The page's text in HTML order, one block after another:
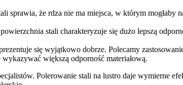
sprawia, że rdza nie ma miejsca, w którym mogłaby
stali charakteryzuje się dużo lepszą
się wyjątkowo dobrze. Polecamy
większą odporność materiałową.
Polerowanie stali na lustro daje wymierne